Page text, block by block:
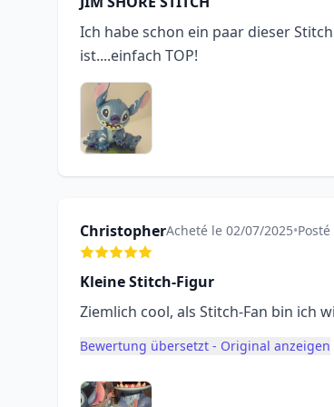
Ich habe schon ein paar dieser
ist....einfach TOP!
ChristopherAcheté le 02/07/2025•
Kleine Stitch-Figur
Ziemlich cool, als Stitch-Fan bin ich
Bewertung übersetzt - Original anzeigen